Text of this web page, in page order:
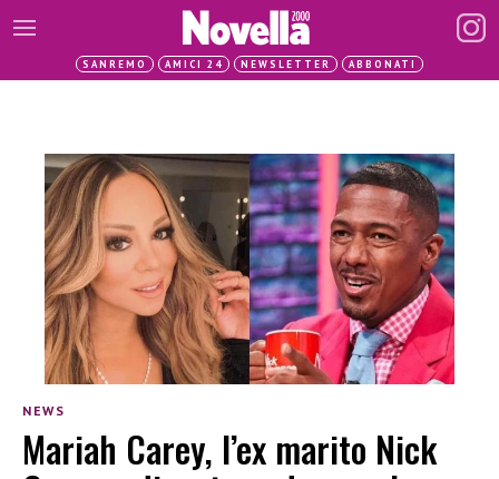
SANREMO AMICI 24 NEWSLETTER ABBONATI
NEWS
Mariah Carey, l’ex marito Nick